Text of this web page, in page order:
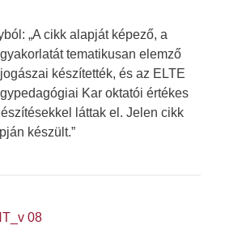
„A cikk alapját képező, a
tematikusan elemző
készítették, és az ELTE
Kar oktatói értékes
láttak el. Jelen cikk
készült.”
08